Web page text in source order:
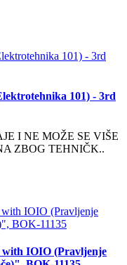
101) - 3rd
I NE MOŽE SE VIŠE
ZBOG TEHNIČK..
IOIO (Pravljenje